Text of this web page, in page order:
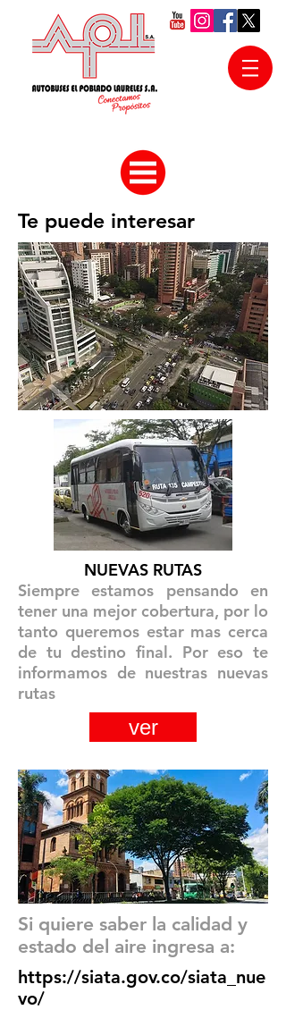
Te puede interesar
NUEVAS RUTAS
Siempre estamos pensando en
tener una mejor cobertura, por lo
tanto queremos estar mas cerca
de tu destino final. Por eso te
informamos de nuestras nuevas
rutas
ver
Si quiere saber la calidad y
estado del aire ingresa a:
https://siata.gov.co/siata_nue
vo/